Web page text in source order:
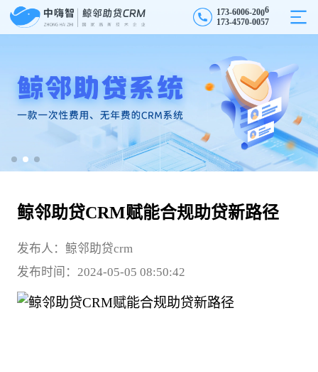
173-6006-2006
173-4570-0057
鲸邻助贷CRM赋能合规助贷新路径
发布人：鲸邻助贷crm
发布时间：2024-05-05 08:50:42